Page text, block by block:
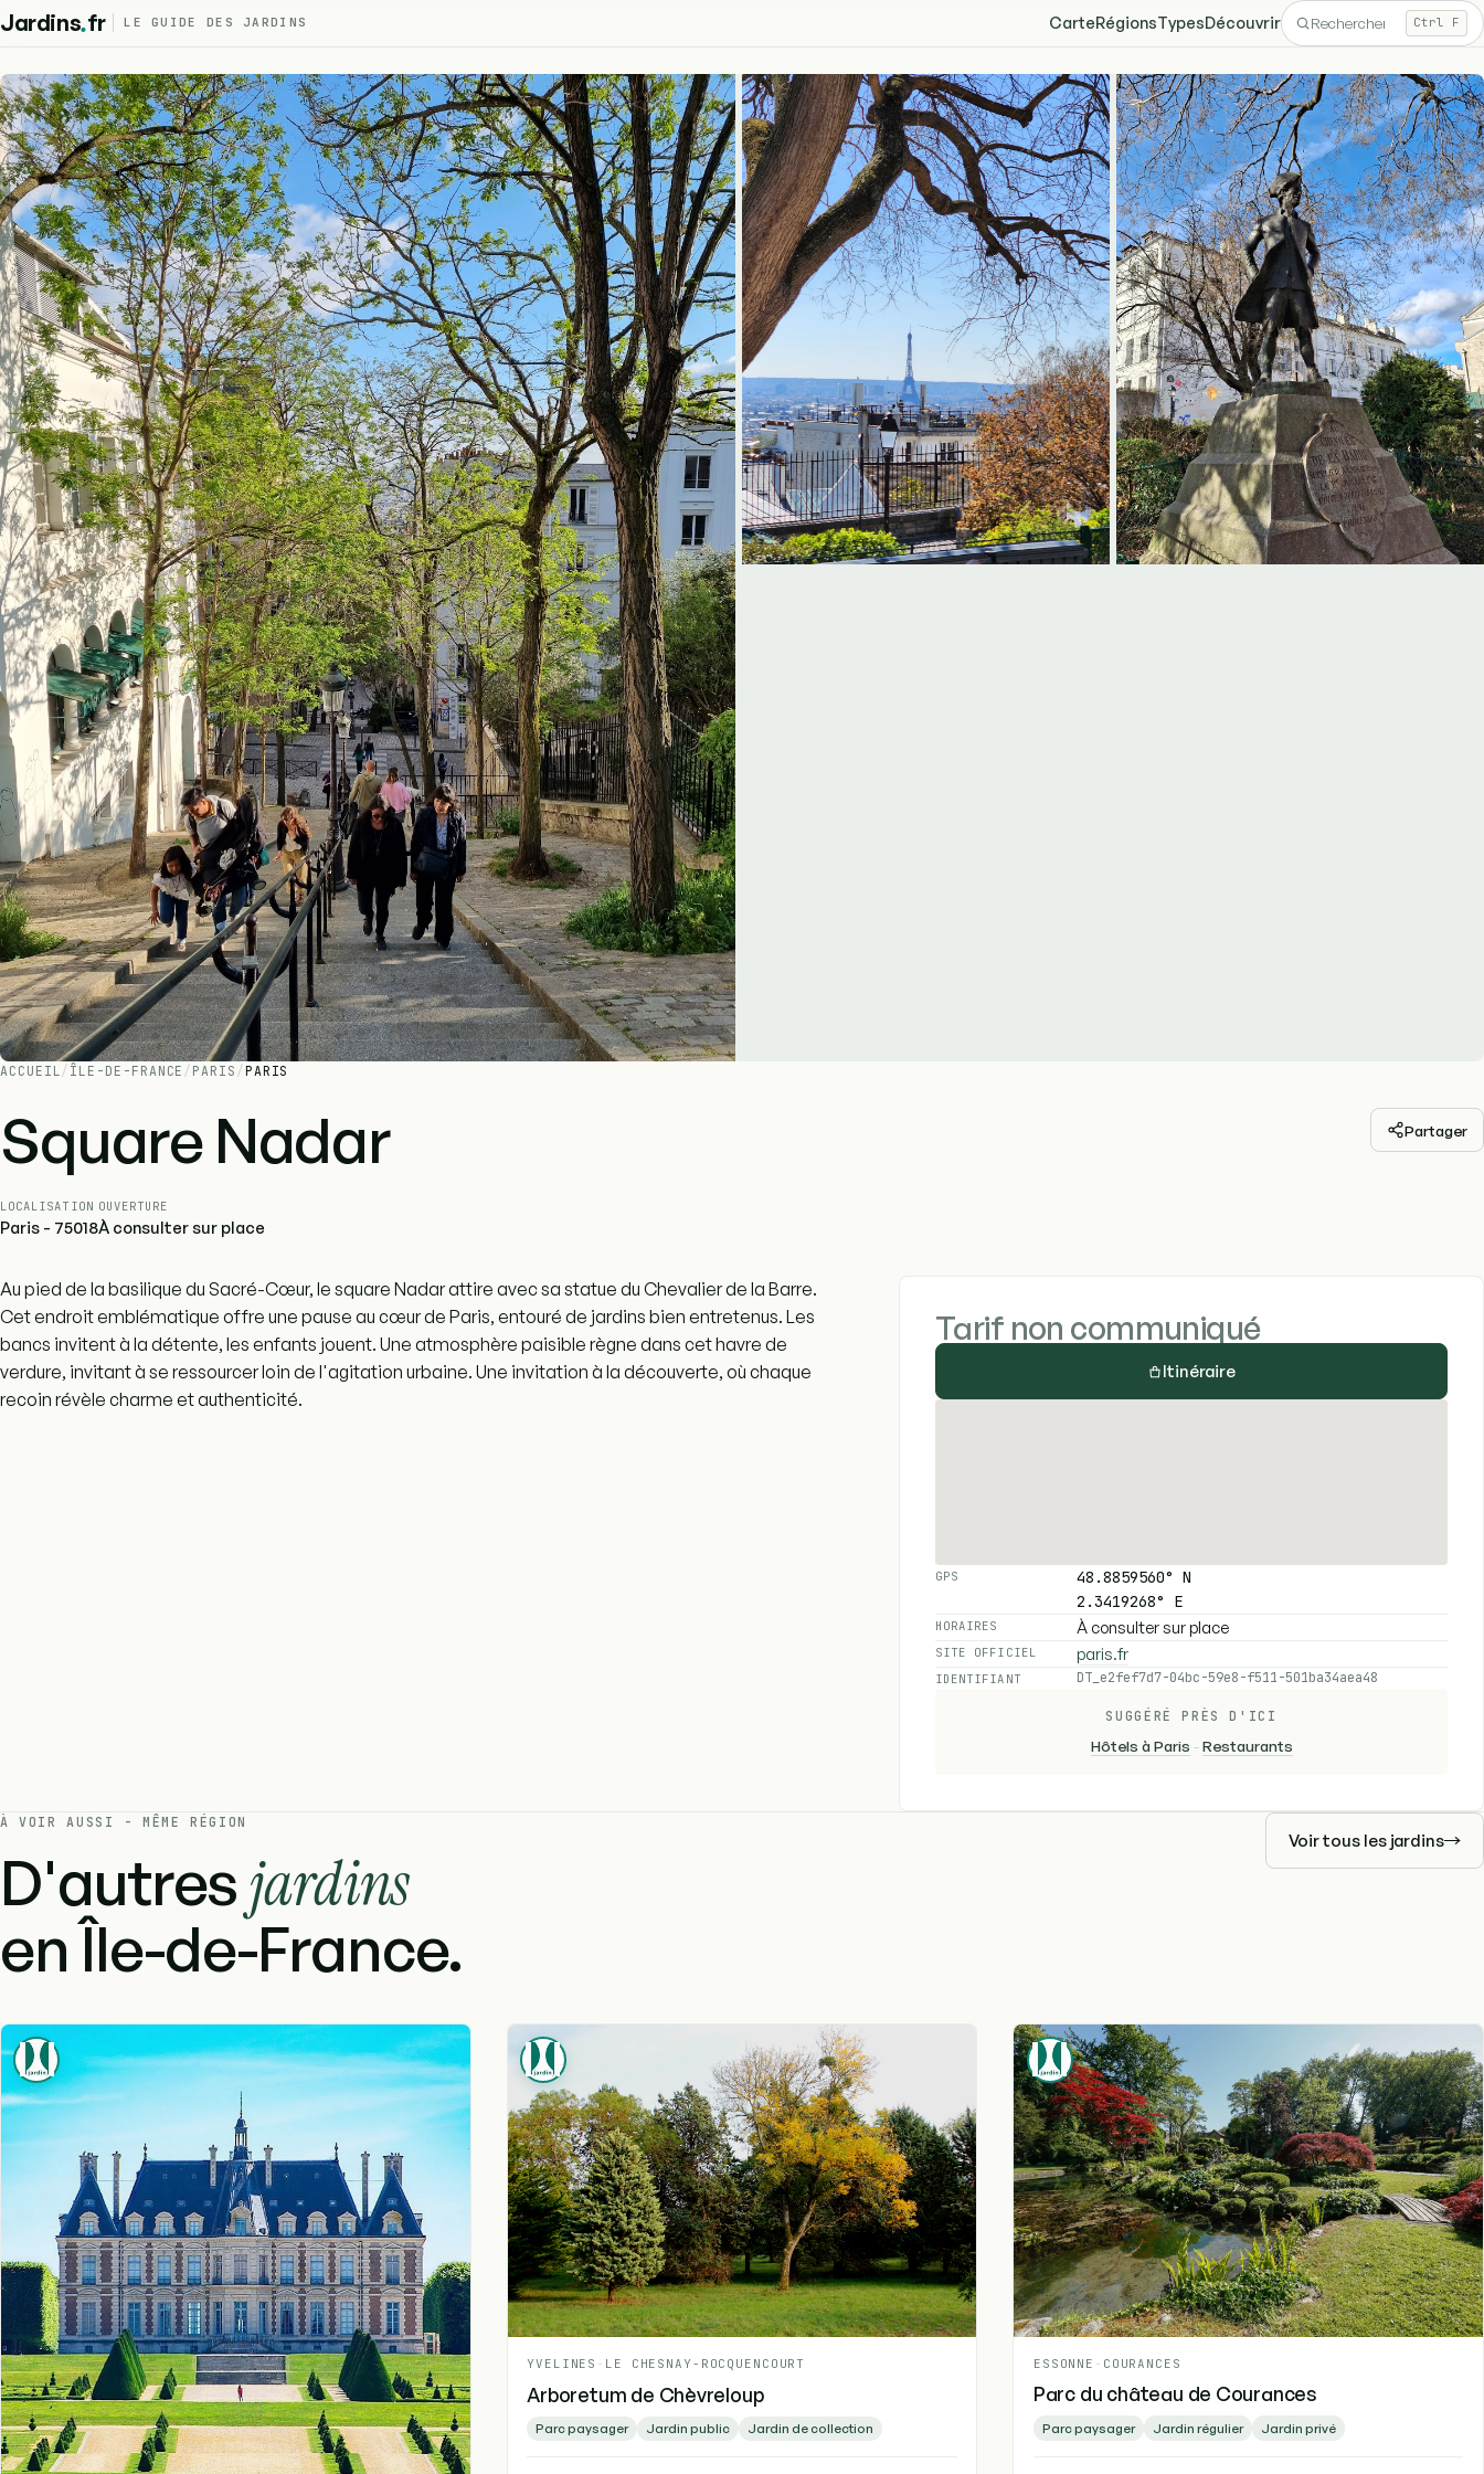
Jardins.fr LE GUIDE DES JARDINS CarteRégionsTypesDécouvrir Ctrl F
ACCUEIL / ÎLE-DE-FRANCE / PARIS / PARIS
Square Nadar Partager
LOCALISATION
Paris - 75018
OUVERTURE
À consulter sur place
Au pied de la basilique du Sacré-Cœur, le square Nadar attire avec sa statue du Chevalier de la Barre.
Cet endroit emblématique offre une pause au cœur de Paris, entouré de jardins bien entretenus. Les
bancs invitent à la détente, les enfants jouent. Une atmosphère paisible règne dans cet havre de
verdure, invitant à se ressourcer loin de l'agitation urbaine. Une invitation à la découverte, où chaque
recoin révèle charme et authenticité.
Tarif non communiqué
Itinéraire
GPS
48.8859560° N
2.3419268° E
HORAIRES À consulter sur place
SITE OFFICIEL paris.fr
IDENTIFIANT DT_e2fef7d7-04bc-59e8-f511-501ba34aea48
SUGGÉRÉ PRÈS D'ICI
Hôtels à Paris -Restaurants
À VOIR AUSSI - MÊME RÉGION
D'autresjardins
en Île-de-France.
Voir tous les jardins
YVELINES - LE CHESNAY-ROCQUENCOURT
Arboretum de Chèvreloup
Parc paysager Jardin public Jardin de collection
ESSONNE - COURANCES
Parc du château de Courances
Parc paysager Jardin régulier Jardin privé